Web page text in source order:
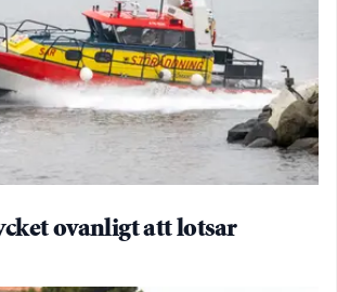
ovanligt att lotsar